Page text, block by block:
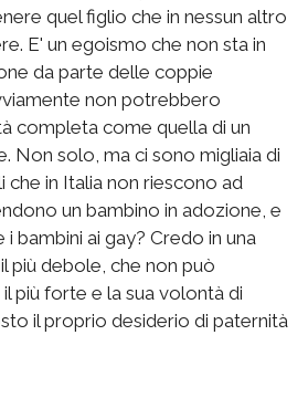
quel figlio che in nessun altro
E' un egoismo che non sta in
da parte delle coppie
non potrebbero
completa come quella di un
Non solo, ma ci sono migliaia di
in Italia non riescono ad
un bambino in adozione, e
bambini ai gay? Credo in una
più debole, che non può
più forte e la sua volontà di
il proprio desiderio di paternità